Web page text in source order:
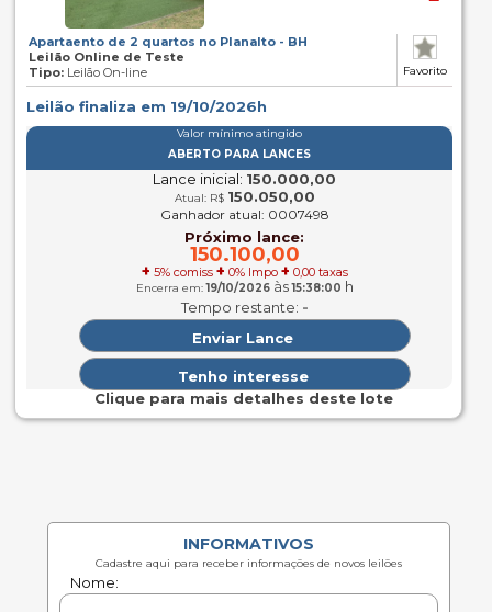
Apartaento de 2 quartos no Planalto - BH
Leilão Online de Teste
Tipo:Leilão On-line Favorito
Leilão finaliza em 19/10/2026h
Valor mínimo atingido
ABERTO PARA LANCES
Lance inicial: 150.000,00
Atual: R$ 150.050,00
Ganhador atual: 0007498
Próximo lance:
150.100,00
+ 5% comiss + 0% Impo + 0,00 taxas
Encerra em: 19/10/2026às15:38:00 h
Tempo restante: -
Clique para mais detalhes deste lote